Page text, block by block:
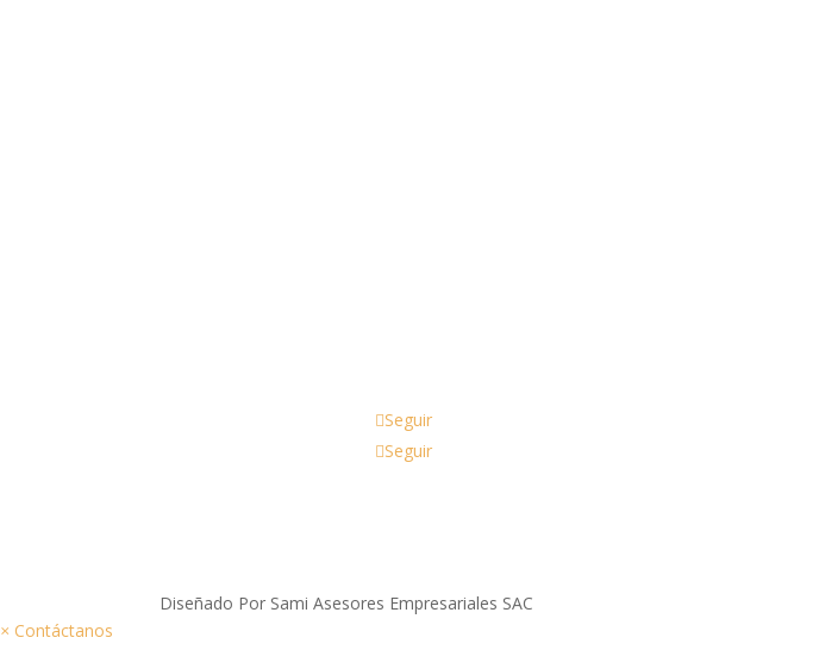
Seguir
Seguir
Diseñado Por Sami Asesores Empresariales SAC
× Contáctanos